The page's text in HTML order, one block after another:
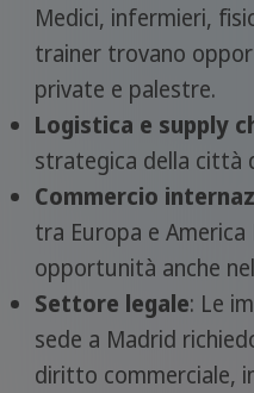
Medici, infermieri,
trainer trovano
private e palestre.
Logistica e supply
strategica della città
Commercio
tra Europa e
opportunità anche
Settore legale: Le
sede a Madrid
diritto commerciale,